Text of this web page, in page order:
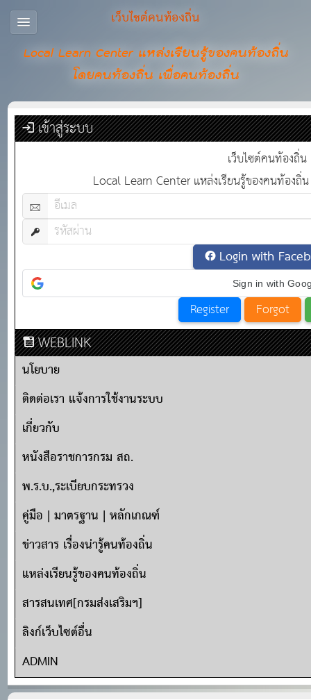
เว็บไซต์คนท้องถิ่น
Local Learn Center แหล่งเรียนรู้ของคนท้องถิ่น
โดยคนท้องถิ่น เพื่อคนท้องถิ่น
เข้าสู่ระบบ
เว็บไซต์คนท้องถิ่น
Local Learn Center แหล่งเรียนรู้ของคนท้อง
Login with
Sign in with
WEBLINK
นโยบาย
ติดต่อเรา แจ้งการใช้งานระบบ
เกี่ยวกับ
หนังสือราชการกรม สถ.
พ.ร.บ.,ระเบียบกระทรวง
คู่มือ | มาตรฐาน | หลักเกณฑ์
ข่าวสาร เรื่องน่ารู้คนท้องถิ่น
แหล่งเรียนรู้ของคนท้องถิ่น
สารสนเทศ[กรมส่งเสริมฯ]
ลิงก์เว็บไซต์อื่น
ADMIN